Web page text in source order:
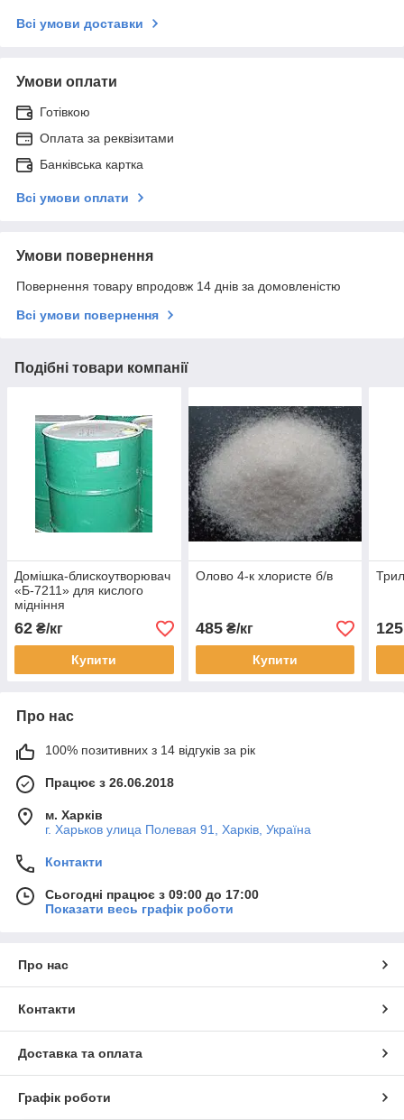
Всі умови доставки
Умови оплати
Готівкою
Оплата за реквізитами
Банківська картка
Всі умови оплати
Умови повернення
Повернення товару впродовж 14 днів за домовленістю
Всі умови повернення
Подібні товари компанії
Домішка-блискоутворювач
«Б-7211» для кислого
мідніння
62 ₴/кг
Купити
Олово 4-к хлористе б/в
485₴/кг
Купити
125
Про нас
100% позитивних з 14 відгуків за рік
Працює з 26.06.2018
м. Харків
г. Харьков улица Полевая 91, Харків, Україна
Контакти
Сьогодні працює з 09:00 до 17:00
Показати весь графік роботи
Про нас
Контакти
Доставка та оплата
Графік роботи